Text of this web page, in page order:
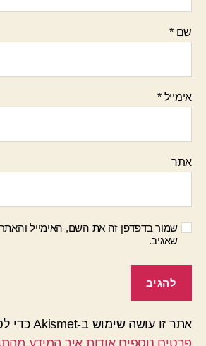
שם*
אימייל*
אתר
שמור בדפדפן זה את השם, האימייל
שאגיב.
אתר זו עושה שימוש ב-Akismet כדי לסנן תגובות זבל.
פרטים נוספים אודות איך המידע